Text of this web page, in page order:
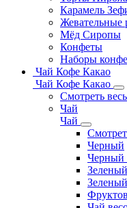
Карамель
Жевательные
Мёд Сиропы
Конфеты
Наборы
Чай Кофе Какао
Чай Кофе Какао
Смотреть
Чай
Чай
Черный
Черный
Зеленый